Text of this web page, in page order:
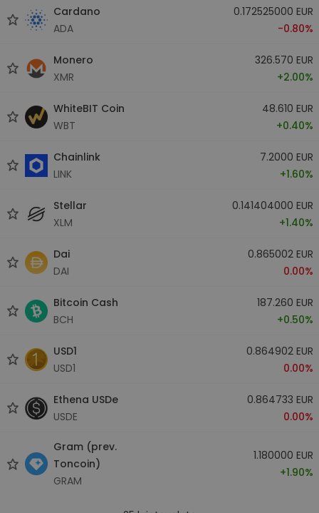
Cardano
ADA
0.172525000 EUR
-0.80%
Monero
XMR
326.570 EUR
+2.00%
WhiteBIT Coin
WBT
48.610 EUR
+0.40%
Chainlink
LINK
7.2000 EUR
+1.60%
Stellar
XLM
0.141404000 EUR
+1.40%
Dai
DAI
0.865002 EUR
0.00%
Bitcoin Cash
BCH
187.260 EUR
+0.50%
USD1
USD1
0.864902 EUR
0.00%
Ethena USDe
USDE
0.864733 EUR
0.00%
Gram (prev.
Toncoin)
GRAM
1.180000 EUR
+1.90%